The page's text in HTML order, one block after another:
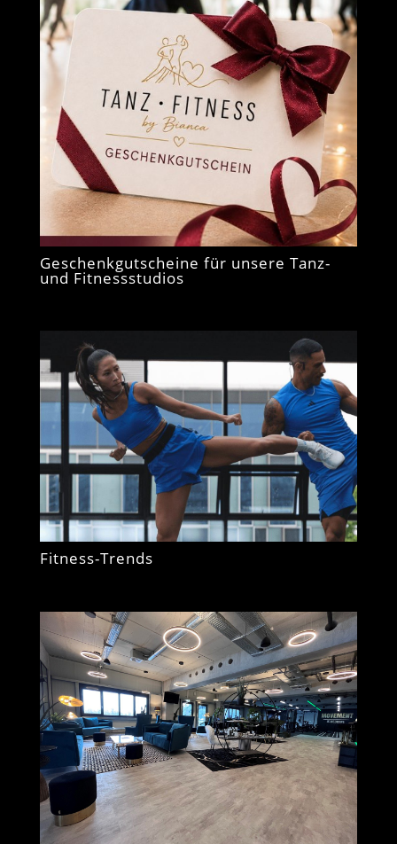
Geschenkgutscheine für unsere Tanz-
und Fitnessstudios
Fitness-Trends